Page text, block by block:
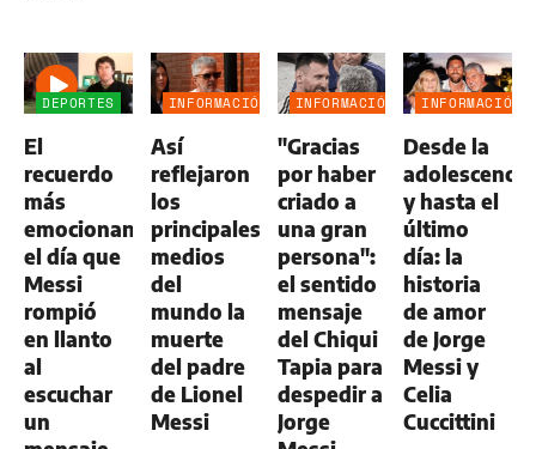
DEPORTES
El
recuerdo
más
emocionante:
el día que
Messi
rompió
en llanto
al
escuchar
un
INFORMACIÓN
Así
reflejaron
los
principales
medios
del
mundo la
muerte
del padre
de Lionel
Messi
INFORMACIÓN
"Gracias
por haber
criado a
una gran
persona":
el sentido
mensaje
del Chiqui
Tapia para
despedir a
Jorge
INFORMACIÓN
Desde la
adolescencia
y hasta el
último
día: la
historia
de amor
de Jorge
Messi y
Celia
Cuccittini